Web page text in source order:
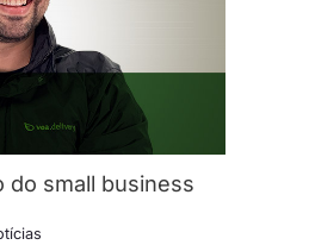
do small business